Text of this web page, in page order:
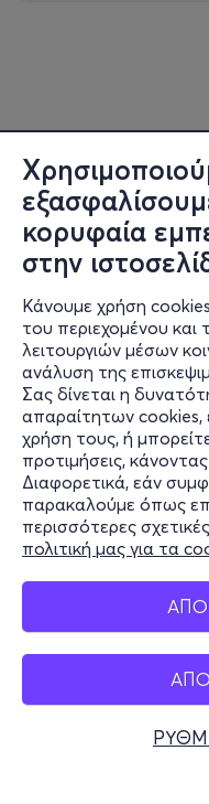
κορυφαία
στην
Κάνουμε χρήση
του περιεχομένου
λειτουργιών μέσων
ανάλυση της
Σας δίνεται η
απαραίτητων cookies,
χρήση τους, ή
προτιμήσεις,
Διαφορετικά, εάν
παρακαλούμε όπως
περισσότερες
πολιτική μας για τα
Πληροφορίες
Υποστήριξη
Stay Connected
Mobile app